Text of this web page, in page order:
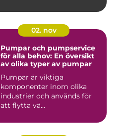
02. nov
Pumpar och pumpservice
för alla behov: En översikt
av olika typer av pumpar
Pumpar är viktiga
komponenter inom olika
industrier och används för
att flytta vä...